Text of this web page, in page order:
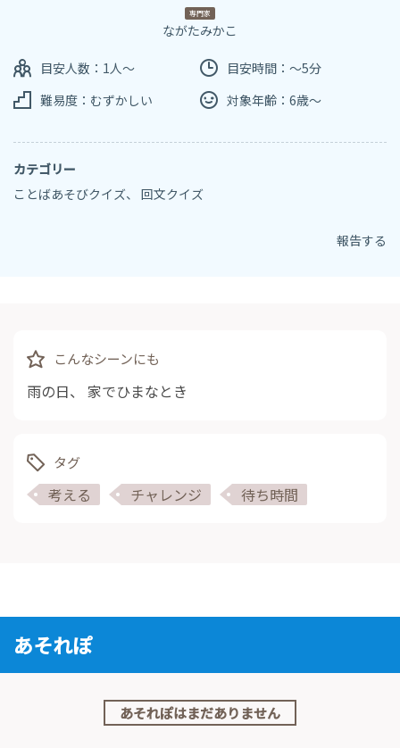
専門家
ながたみかこ
目安人数：1人～
目安時間：～5分
難易度：むずかしい
対象年齢：6歳～
カテゴリー
ことばあそびクイズ、 回文クイズ
報告する
こんなシーンにも
雨の日、 家でひまなとき
タグ
考える チャレンジ 待ち時間
あそれぽ
あそれぽはまだありません